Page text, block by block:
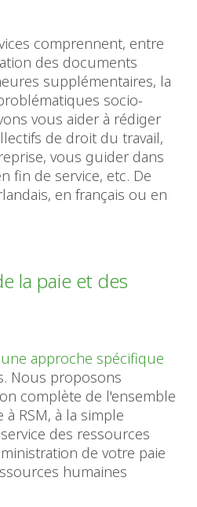
comprennent, entre
des documents
supplémentaires, la
socio-
vous aider à rédiger
de droit du travail,
vous guider dans
fin de service, etc. De
en français ou en
la paie et des
une approche spécifique
Nous proposons
complète de l'ensemble
RSM, à la simple
des ressources
de votre paie
humaines